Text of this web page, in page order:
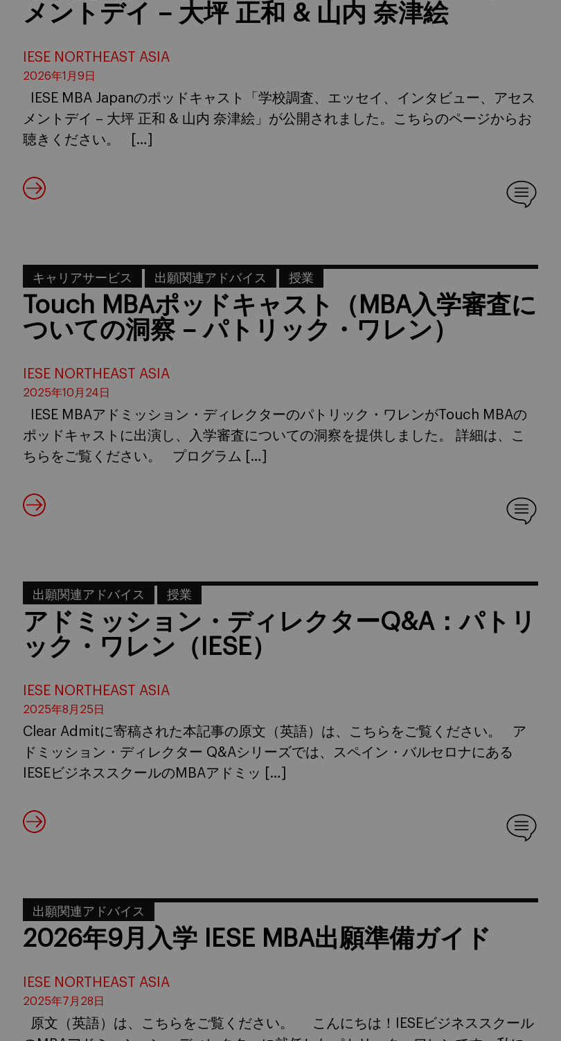
メントデイ – 大坪 正和 & 山内 奈津絵
IESE NORTHEAST ASIA
2026年1月9日
IESE MBA Japanのポッドキャスト「学校調査、エッセイ、インタビュー、アセス
メントデイ – 大坪 正和 & 山内 奈津絵」が公開されました。こちらのページからお
聴きください。 […]
キャリアサービス 出願関連アドバイス 授業
Touch MBAポッドキャスト（MBA入学審査に
ついての洞察 – パトリック・ワレン）
IESE NORTHEAST ASIA
2025年10月24日
IESE MBAアドミッション・ディレクターのパトリック・ワレンがTouch MBAの
ポッドキャストに出演し、入学審査についての洞察を提供しました。 詳細は、こ
ちらをご覧ください。 プログラム […]
出願関連アドバイス 授業
アドミッション・ディレクターQ&A：パトリ
ック・ワレン（IESE）
IESE NORTHEAST ASIA
2025年8月25日
Clear Admitに寄稿された本記事の原文（英語）は、こちらをご覧ください。 ア
ドミッション・ディレクター Q&Aシリーズでは、スペイン・バルセロナにある
IESEビジネススクールのMBAアドミッ […]
出願関連アドバイス
2026年9月入学 IESE MBA出願準備ガイド
IESE NORTHEAST ASIA
2025年7月28日
原文（英語）は、こちらをご覧ください。 こんにちは！IESEビジネススクール